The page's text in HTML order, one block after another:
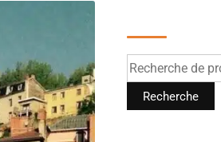
Recherche